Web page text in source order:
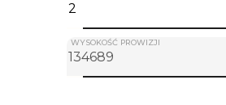
WYSOKOŚĆ PROWIZJI